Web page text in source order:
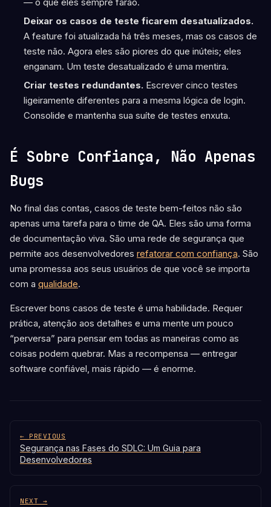
Deixar os casos de teste ficarem desatualizados.
A feature foi atualizada há três meses, mas os casos de
teste não. Agora eles são piores do que inúteis; eles
enganam. Um teste desatualizado é uma mentira.
Criar testes redundantes.Escrever cinco testes
ligeiramente diferentes para a mesma lógica de login.
Consolide e mantenha sua suíte de testes enxuta.
É Sobre Confiança, Não Apenas
Bugs
No final das contas, casos de teste bem-feitos não são
apenas uma tarefa para o time de QA. Eles são uma forma
de documentação viva. São uma rede de segurança que
permite aos desenvolvedores refatorar com confiança. São
uma promessa aos seus usuários de que você se importa
com a qualidade.
Escrever bons casos de teste é uma habilidade. Requer
prática, atenção aos detalhes e uma mente um pouco
“perversa” para pensar em todas as maneiras como as
coisas podem quebrar. Mas a recompensa — entregar
software confiável, mais rápido — é enorme.
← PREVIOUS
Segurança nas Fases do SDLC: Um Guia para
Desenvolvedores
NEXT →